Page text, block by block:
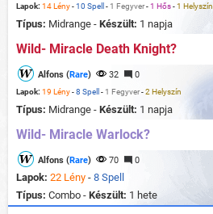
Lapok: 14 Lény-10 Spell - 1 Fegyver-1 Hős-1 Helyszín
Típus: Midrange - Készült: 1 napja
Wild- Miracle Death Knight?
Alfons (Rare) 32 0
Lapok: 19 Lény-8 Spell - 1 Fegyver-2 Helyszín
Típus: Midrange - Készült: 1 napja
Wild- Miracle Warlock?
Alfons (Rare) 70 0
Lapok: 22 Lény - 8 Spell
Típus: Combo - Készült: 1 hete